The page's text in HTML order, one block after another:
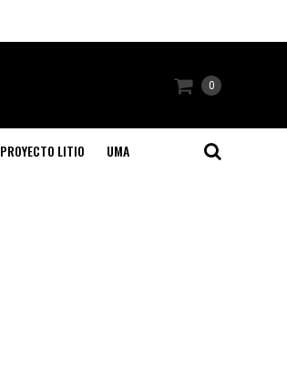
0
PROYECTO LITIO UMA